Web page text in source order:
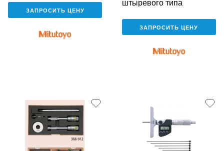
ЗАПРОСИТЬ ЦЕНУ
штыревого типа
ЗАПРОСИТЬ ЦЕНУ